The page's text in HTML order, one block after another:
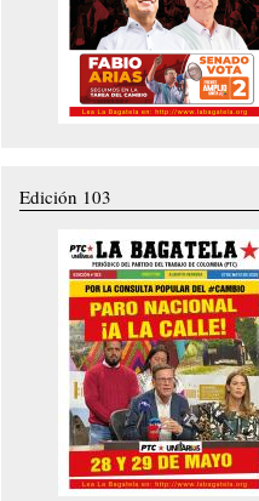
Edición 103